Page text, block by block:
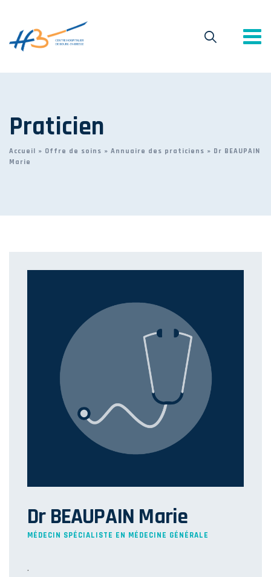
Praticien
Accueil » Offre de soins » Annuaire des praticiens » Dr BEAUPAIN
Marie
Dr BEAUPAIN Marie
MÉDECIN SPÉCIALISTE EN MÉDECINE GÉNÉRALE
.